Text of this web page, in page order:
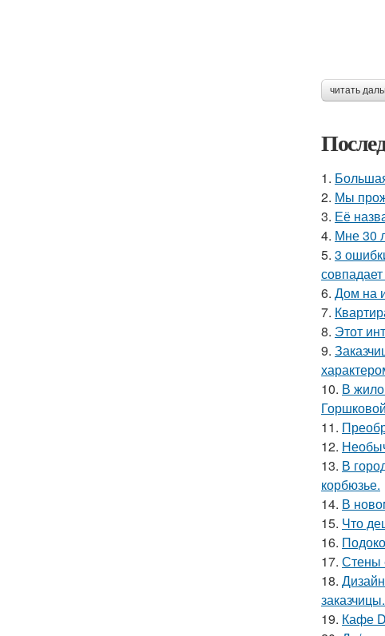
читать
1.
2. Мы
3. Её
4. Мне 30
5. 3
6. Дом на
7.
8. Этот
9.
10. В
11.
12.
13. В
корбюзье.
14. В
15. Что
16.
17. Стены
18.
заказчицы.
19. Кафе